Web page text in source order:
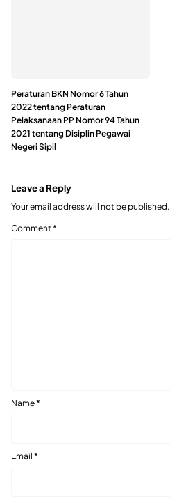
Peraturan BKN Nomor 6 Tahun
2022 tentang Peraturan
Pelaksanaan PP Nomor 94 Tahun
2021 tentang Disiplin Pegawai
Negeri Sipil
Leave a Reply
Your email address will not be published.
Comment *
Name*
Email *